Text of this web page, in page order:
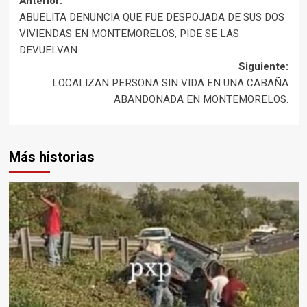
de
entradas
ABUELITA DENUNCIA QUE FUE DESPOJADA DE SUS DOS
VIVIENDAS EN MONTEMORELOS, PIDE SE LAS
DEVUELVAN.
Siguiente:
LOCALIZAN PERSONA SIN VIDA EN UNA CABAÑA
ABANDONADA EN MONTEMORELOS.
Más historias